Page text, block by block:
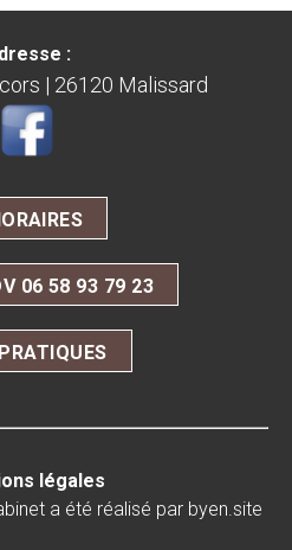
:
| 26120 Malissard
06 58 93 79 23
légales
a été réalisé par byen.site